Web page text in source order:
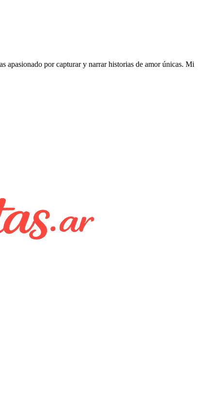
apasionado por capturar y narrar historias de amor únicas. Mi